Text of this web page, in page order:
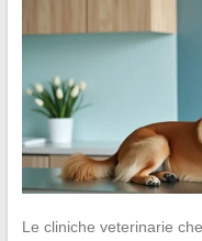
Le cliniche veterinarie